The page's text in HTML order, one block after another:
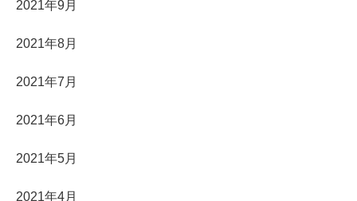
2021年9月
2021年8月
2021年7月
2021年6月
2021年5月
2021年4月